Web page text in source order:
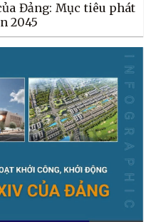
Đảng: Mục tiêu phát
2045